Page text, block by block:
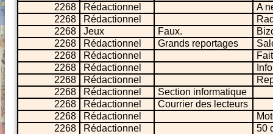
2268 Rédactionnel
A
2268
Rédactionnel
2268
Jeux Faux.
2268
Rédactionnel Grands reportages
2268
Rédactionnel
2268
Rédactionnel
2268
Rédactionnel
2268
Rédactionnel
Section informatique
2268
Rédactionnel
Courrier des lecteurs
2268
Rédactionnel
2268
Rédactionnel
50